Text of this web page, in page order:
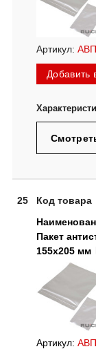
Артикул:
Добавить
25 Код товара
Пакет
155х205 мм
Артикул: